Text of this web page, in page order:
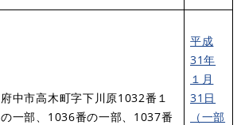
府中市高木町字下川原1032番１
の一部、1036番の一部、1037番
平成
31年
１月
31日
（一部